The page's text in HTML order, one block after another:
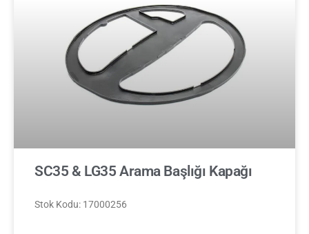
SC35 & LG35 Arama Başlığı Kapağı
Stok Kodu: 17000256